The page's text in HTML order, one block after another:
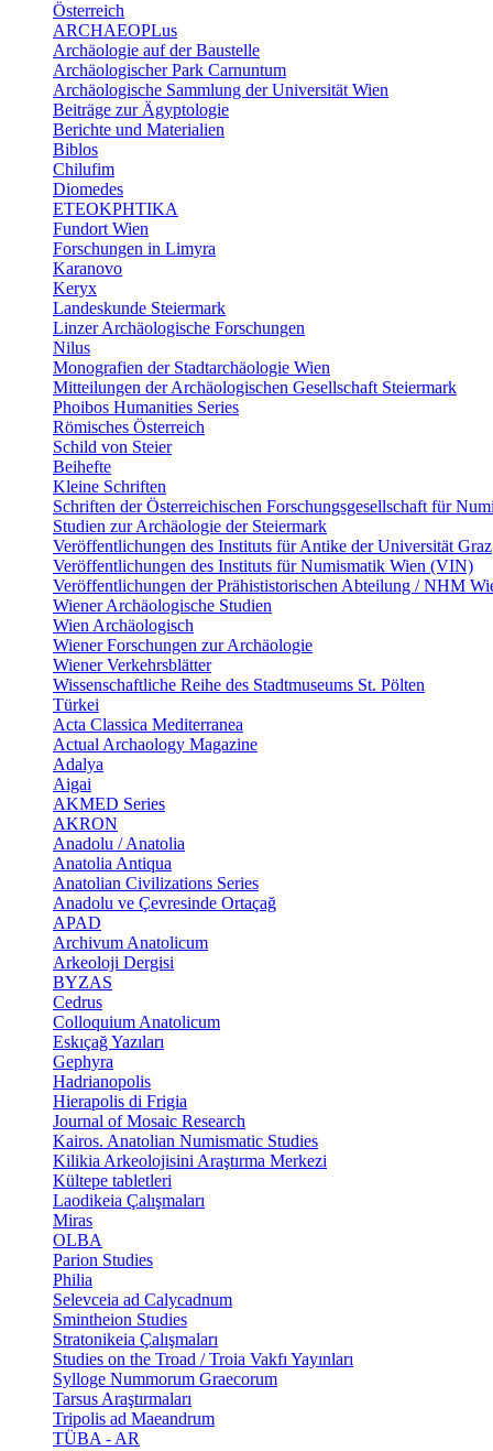
Österreich
ARCHAEOPLus
Archäologie auf der Baustelle
Archäologischer Park Carnuntum
Archäologische Sammlung der Universität Wien
Beiträge zur Ägyptologie
Berichte und Materialien
Biblos
Chilufim
Diomedes
ETEOKPHTIKA
Fundort Wien
Forschungen in Limyra
Karanovo
Keryx
Landeskunde Steiermark
Linzer Archäologische Forschungen
Nilus
Monografien der Stadtarchäologie Wien
Mitteilungen der Archäologischen Gesellschaft Steiermark
Phoibos Humanities Series
Römisches Österreich
Schild von Steier
Beihefte
Kleine Schriften
Schriften der Österreichischen Forschungsgesellschaft für
Studien zur Archäologie der Steiermark
Veröffentlichungen des Instituts für Antike der Universität Graz
Veröffentlichungen des Instituts für Numismatik Wien (VIN)
Veröffentlichungen der Prähististorischen Abteilung / NHM
Wiener Archäologische Studien
Wien Archäologisch
Wiener Forschungen zur Archäologie
Wiener Verkehrsblätter
Wissenschaftliche Reihe des Stadtmuseums St. Pölten
Türkei
Acta Classica Mediterranea
Actual Archaology Magazine
Adalya
Aigai
AKMED Series
AKRON
Anadolu / Anatolia
Anatolia Antiqua
Anatolian Civilizations Series
Anadolu ve Çevresinde Ortaçağ
APAD
Archivum Anatolicum
Arkeoloji Dergisi
BYZAS
Cedrus
Colloquium Anatolicum
Eskıçağ Yazıları
Gephyra
Hadrianopolis
Hierapolis di Frigia
Journal of Mosaic Research
Kairos. Anatolian Numismatic Studies
Kilikia Arkeolojisini Araştırma Merkezi
Kültepe tabletleri
Laodikeia Çalışmaları
Miras
OLBA
Parion Studies
Philia
Selevceia ad Calycadnum
Smintheion Studies
Stratonikeia Çalışmaları
Studies on the Troad / Troia Vakfı Yayınları
Sylloge Nummorum Graecorum
Tarsus Araştırmaları
Tripolis ad Maeandrum
TÜBA - AR